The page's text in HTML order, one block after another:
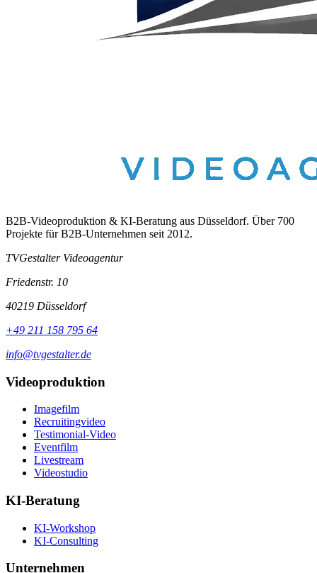
B2B-Videoproduktion & KI-Beratung aus Düsseldorf. Über 700
Projekte für B2B-Unternehmen seit 2012.
TVGestalter Videoagentur
Friedenstr. 10
40219 Düsseldorf
+49 211 158 795 64
info@tvgestalter.de
Videoproduktion
Imagefilm
Recruitingvideo
Testimonial-Video
Eventfilm
Livestream
Videostudio
KI-Beratung
KI-Workshop
KI-Consulting
Unternehmen